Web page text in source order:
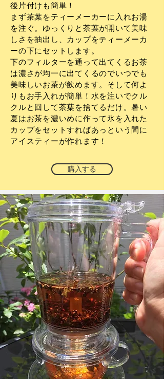
後片付けも簡単！
まず茶葉をティーメーカーに入れお湯
を注ぐ。ゆっくりと茶葉が開いて美味
しさを抽出し、カップをティーメーカ
ーの下にセットします。
下のフィルターを通って出てくるお茶
は濃さが均一に出てくるのでいつでも
美味しいお茶が飲めます。そして何よ
りもお手入れが簡単！水を注いでクル
クルと回して茶葉を捨てるだけ。暑い
夏はお茶を濃いめに作って氷を入れた
カップをセットすればあっという間に
アイスティーが作れます！
購入する